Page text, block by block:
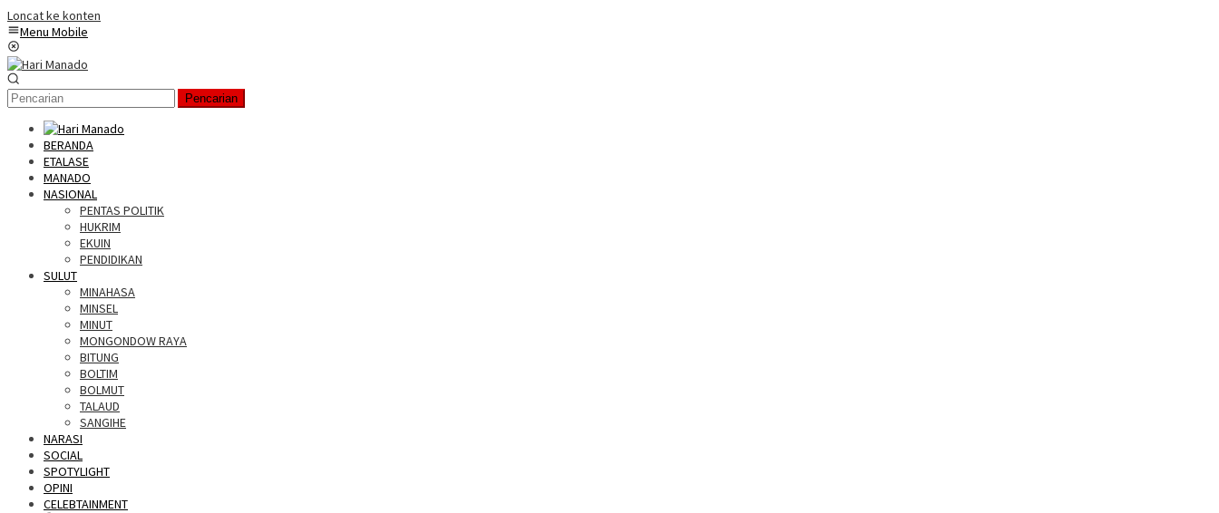
Loncat ke konten
Menu Mobile
Pencarian
BERANDA
ETALASE
MANADO
NASIONAL
PENTAS POLITIK
HUKRIM
EKUIN
PENDIDIKAN
SULUT
MINAHASA
MINSEL
MINUT
MONGONDOW RAYA
BITUNG
BOLTIM
BOLMUT
TALAUD
SANGIHE
NARASI
SOCIAL
SPOTYLIGHT
OPINI
CELEBTAINMENT